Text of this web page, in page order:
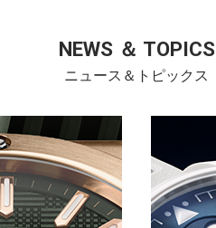
NEWS ＆ TOPICS
ニュース＆トピックス